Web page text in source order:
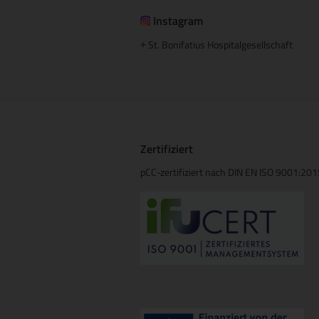
Instagram
St. Bonifatius Hospitalgesellschaft
Zertifiziert
pCC-zertifiziert nach DIN EN ISO